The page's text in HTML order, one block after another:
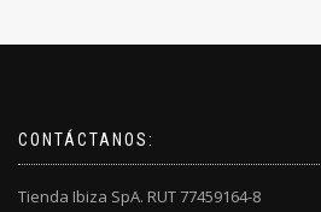
CONTÁCTANOS:
Tienda Ibiza SpA. RUT 77459164-8